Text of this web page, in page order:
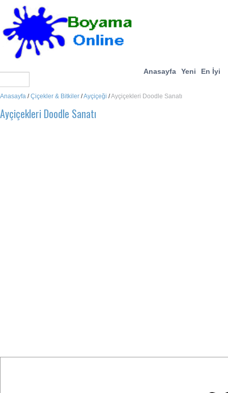
Anasayfa Yeni En İyi
Anasayfa /Çiçekler & Bitkiler /Ayçiçeği /Ayçiçekleri Doodle Sanatı
Ayçiçekleri Doodle Sanatı